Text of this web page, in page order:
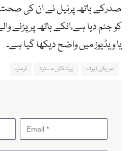
صدرکے ہاتھ پرنیل نے ان کی
کو جنم دیا ہے،انکے ہاتھ پر پڑنے
یا ویڈیوز میں واضح دیکھا گیا ہے۔
امریکی ٹیرف پیشکش مسترد ٹرمپ